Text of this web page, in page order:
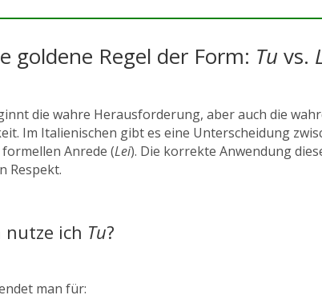
goldene Regel der Form: Tu vs.
die wahre Herausforderung, aber auch die
Im Italienischen gibt es eine Unterscheidung
Anrede (Lei). Die korrekte Anwendung
Respekt.
nutze ich Tu?
man für: